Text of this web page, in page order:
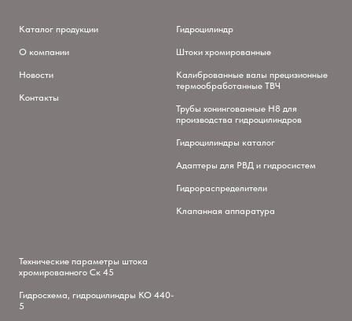
Каталог продукции
О компании
Новости
Контакты
Гидроцилиндр
Штоки хромированные
Калиброванные валы прецизионные
термообработанные ТВЧ
Трубы хонингованные H8 для
производства гидроцилиндров
Гидроцилиндры каталог
Адаптеры для РВД и гидросистем
Гидрораспределители
Клапанная аппаратура
Технические параметры штока
хромированного Ск 45
Гидросхема, гидроцилиндры КО 440-
5